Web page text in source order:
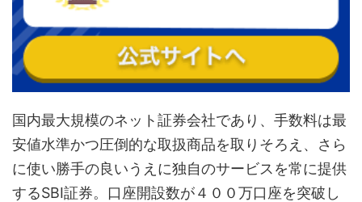
国内最大規模のネット証券会社であり、手数料は最
安値水準かつ圧倒的な取扱商品を取りそろえ、さら
に使い勝手の良いうえに独自のサービスを常に提供
するSBI証券。口座開設数が４００万口座を突破し